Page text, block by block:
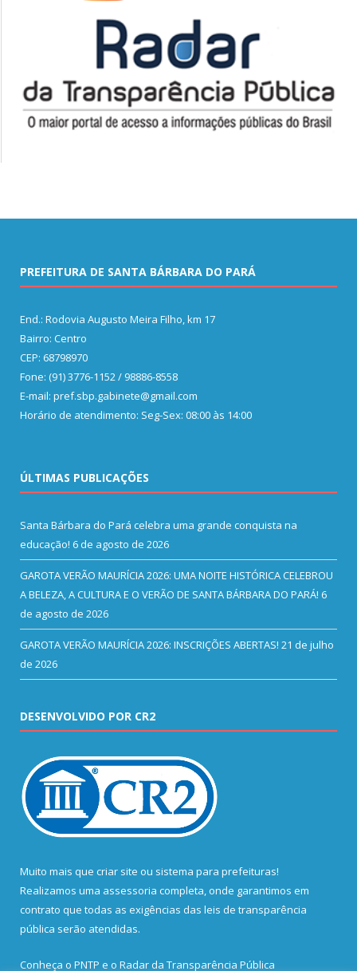
PREFEITURA DE SANTA BÁRBARA DO PARÁ
End.: Rodovia Augusto Meira Filho, km 17
Bairro: Centro
CEP: 68798970
Fone: (91) 3776-1152 / 98886-8558
E-mail: pref.sbp.gabinete@gmail.com
Horário de atendimento: Seg-Sex: 08:00 às 14:00
ÚLTIMAS PUBLICAÇÕES
Santa Bárbara do Pará celebra uma grande conquista na
educação! 6 de agosto de 2026
GAROTA VERÃO MAURÍCIA 2026: UMA NOITE HISTÓRICA CELEBROU
A BELEZA, A CULTURA E O VERÃO DE SANTA BÁRBARA DO PARÁ! 6
de agosto de 2026
GAROTA VERÃO MAURÍCIA 2026: INSCRIÇÕES ABERTAS! 21 de julho
de 2026
DESENVOLVIDO POR CR2
Muito mais que criar site ou sistema para prefeituras!
Realizamos uma assessoria completa, onde garantimos em
contrato que todas as exigências das leis de transparência
pública serão atendidas.
Conheça o PNTP e o Radar da Transparência Pública